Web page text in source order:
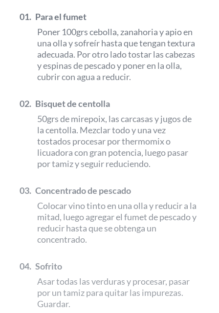
01. Para el fumet
Poner 100grs cebolla, zanahoria y apio en
una olla y sofreír hasta que tengan textura
adecuada. Por otro lado tostar las cabezas
y espinas de pescado y poner en la olla,
cubrir con agua a reducir.
02. Bisquet de centolla
50grs de mirepoix, las carcasas y jugos de
la centolla. Mezclar todo y una vez
tostados procesar por thermomix o
licuadora con gran potencia, luego pasar
por tamiz y seguir reduciendo.
03. Concentrado de pescado
Colocar vino tinto en una olla y reducir a la
mitad, luego agregar el fumet de pescado y
reducir hasta que se obtenga un
concentrado.
04. Sofrito
Asar todas las verduras y procesar, pasar
por un tamiz para quitar las impurezas.
Guardar.